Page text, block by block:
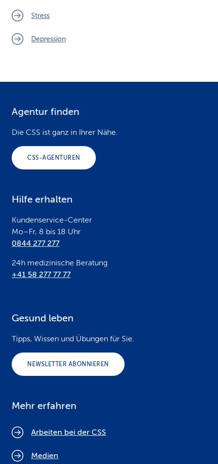
Stress
Depression
Agentur finden
Die CSS ist ganz in Ihrer Nähe.
CSS-AGENTUREN
Hilfe erhalten
Kundenservice-Center
Mo–Fr, 8 bis 18 Uhr
0844 277 277
24h medizinische Beratung
+41 58 277 77 77
Gesund leben
Tipps, Wissen und Übungen für Sie.
NEWSLETTER ABONNIEREN
Mehr erfahren
Arbeiten bei der CSS
Medien